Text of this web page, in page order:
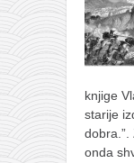
knjige
starije
onda